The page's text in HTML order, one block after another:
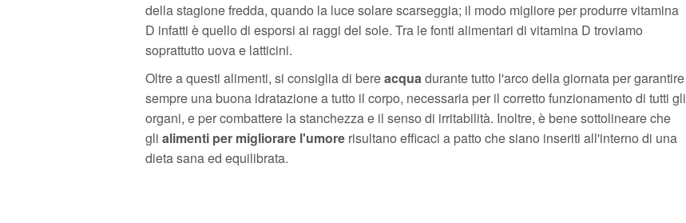
della stagione fredda, quando la luce solare scarseggia; il modo migliore per produrre vitamina
D infatti è quello di esporsi ai raggi del sole. Tra le fonti alimentari di vitamina D troviamo
soprattutto uova e latticini.
Oltre a questi alimenti, si consiglia di bereacquadurante tutto l'arco della giornata per garantire
sempre una buona idratazione a tutto il corpo, necessaria per il corretto funzionamento di tutti gli
organi, e per combattere la stanchezza e il senso di irritabilità. Inoltre, è bene sottolineare che
gli alimenti per migliorare l'umorerisultano efficaci a patto che siano inseriti all'interno di una
dieta sana ed equilibrata.